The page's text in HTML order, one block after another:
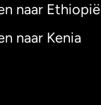
naar Ethiopië
naar Kenia